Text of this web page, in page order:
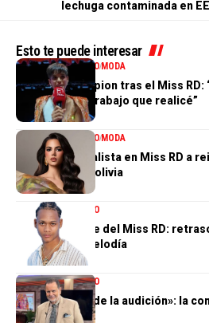
lechuga contaminada en
Esto te puede interesar
ENTRETENIMIENTOMODA
Valentina Campion tras el Miss RD:
orgullosa del trabajo que realicé”
ENTRETENIMIENTOMODA
De tercera finalista en Miss RD a
Issa rumbo a Bolivia
ENTRETENIMIENTO
El gran ausente del Miss RD:
de Dalvin La Melodía
ENTRETENIMIENTO
«Perdí el 85 % de la audición»: la
Molina